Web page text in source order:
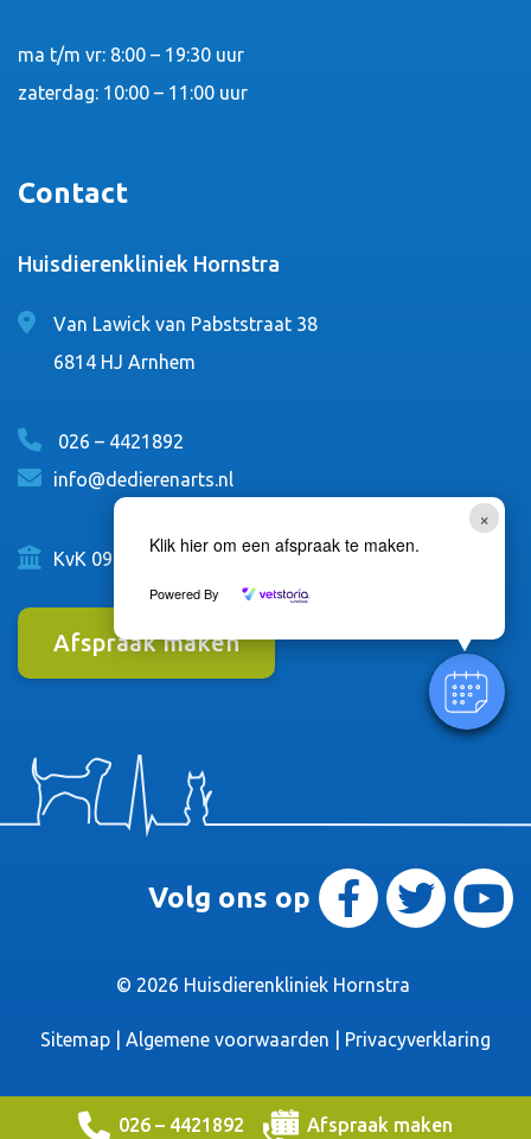
×
Klik hier om een afspraak te maken.
Powered By
026 – 4421892 Afspraak maken
ma t/m vr: 8:00 – 19:30 uur
zaterdag: 10:00 – 11:00 uur
Contact
Huisdierenkliniek Hornstra
Van Lawick van Pabststraat 38
6814 HJ Arnhem
026 – 4421892
info@dedierenarts.nl
KvK 09105084
Afspraak maken
© 2026 Huisdierenkliniek Hornstra
Sitemap Algemene voorwaarden Privacyverklaring
Volg ons op